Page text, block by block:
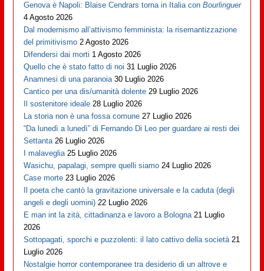
Genova è Napoli: Blaise Cendrars torna in Italia conBourlinguer
4 Agosto 2026
Dal modernismo all’attivismo femminista: la risemantizzazione
del primitivismo 2 Agosto 2026
Difendersi dai morti 1 Agosto 2026
Quello che è stato fatto di noi 31 Luglio 2026
Anamnesi di una paranoia 30 Luglio 2026
Cantico per una dis/umanità dolente 29 Luglio 2026
Il sostenitore ideale 28 Luglio 2026
La storia non è una fossa comune 27 Luglio 2026
“Da lunedì a lunedì” di Fernando Di Leo per guardare ai resti dei
Settanta 26 Luglio 2026
I malaveglia 25 Luglio 2026
Wasichu, papalagi, sempre quelli siamo 24 Luglio 2026
Case morte 23 Luglio 2026
Il poeta che cantò la gravitazione universale e la caduta (degli
angeli e degli uomini) 22 Luglio 2026
E man int la zità, cittadinanza e lavoro a Bologna 21 Luglio
2026
Sottopagati, sporchi e puzzolenti: il lato cattivo della società 21
Luglio 2026
Nostalgie horror contemporanee tra desiderio di un altrove e